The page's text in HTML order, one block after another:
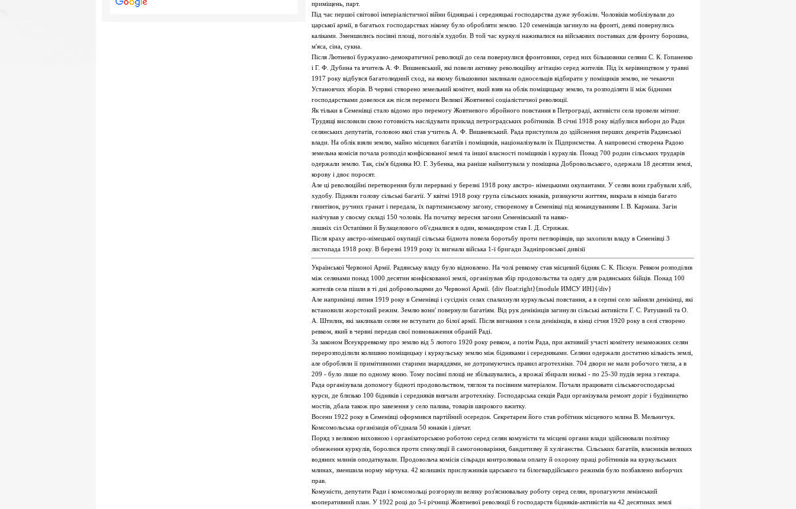
приміщень, парт.
Під час першої світової імперіалістичної війни бідняцькі і середняцькі господарства дуже зубожіли. Чоловіків мобілізували до
царської армії, в багатьох господарствах нікому було обробляти землю. 120 семенівців загинуло на фронті, деякі повернулись
каліками. Зменшились посівні площі, поголів'я худоби. В той час куркулі наживалися на військових поставках для фронту борошна,
м'яса, сіна, сукна.
Після Лютневої буржуазно-демократичної революції до села повернулися фронтовики, серед них більшовики селяни С. К. Гопаненко
і Г. Ф. Дубина та вчитель А. Ф. Вишневський, які повели активну революційну агітацію серед жителів. Під їх керівництвом у травні
1917 року відбувся багатолюдний сход, на якому більшовики закликали односельців відбирати у поміщиків землю, не чекаючи
Установчих зборів. В червні створено земельний комітет, який взяв на облік поміщицьку землю, та розподіляти її між бідними
господарствами довелося аж після перемоги Великої Жовтневої соціалістичної революції.
Як тільки в Семенівці стало відомо про перемогу Жовтневого збройного повстання в Петрограді, активісти села провели мітинг.
Трудящі висловили свою готовність наслідувати приклад петроградських робітників. В січні 1918 року відбулися вибори до Ради
селянських депутатів, головою якої став учитель А. Ф. Вишневський. Рада приступила до здійснення перших декретів Радянської
влади. На облік взяли землю, майно місцевих багатіїв і поміщиків, націоналізували їх Підприємства. А напровесні створена Радою
земельна комісія почала розподіл конфіскованої землі та іншої власності поміщиків і куркулів. Понад 700 родин сільських трударів
одержали землю. Так, сім'я бідняка Ю. Г. Зубенка, яка раніше наймитувала у поміщика Добровольського, одержала 18 десятин землі,
корову і двоє поросят.
Але ці революційні перетворення були перервані у березні 1918 року австро- німецькими окупантами. У селян вони грабували хліб,
худобу. Підняли голову сільські багатії. У квітні 1918 року група сільських юнаків, ризикуючи життям, викрала в німців багато
гвинтівок, ручних гранат і передала, їх партизанському загону, створеному в Семенівці під командуванням І. В. Кармана. Загін
налічував у своєму складі 150 чоловік. На початку вересня загони Семенівський та навко-
лишніх сіл Остапівни й Булацелового об'єдналися в один, командиром став І. Д. Стрижак.
Після краху австро-німецької окупації сільська біднота повела боротьбу проти петлюрівців, що захопили владу в Семенівці 3
листопада 1918 року. В березні 1919 року їх вигнали війська 1-ї бригади Задніпровської дивізії
Української Червоної Армії. Радянську владу було відновлено. На чолі ревкому став місцевий бідняк С. К. Піскун. Ревком розподілив
між селянами понад 1000 десятин конфіскованої землі, організував збір продовольства та одягу для радянських бійців. Понад 100
жителів села пішли в ті дні добровольцями до Червоної Армії. {div float:right}{module ИМСУ ИН}{/div}
Але наприкінці липня 1919 року в Семенівці і сусідніх селах спалахнули куркульські повстання, а в серпні село зайняли денікінці, які
встановили жорстокий режим. Землю вони' повернули багатіям. Від рук денікінців загинули сільські активісти Г. С. Ратушний та О.
А. Штилик, які закликали селян не вступати до білої армії. Після вигнання з села денікінців, в кінці січня 1920 року в селі створено
ревком, який в червні передав свої повноваження обраній Раді.
За законом Всеукрревкому про землю від 5 лютого 1920 року ревком, а потім Рада, при активній участі комітету незаможних селян
перерозподілили колишню поміщицьку і куркульську землю між бідняками і середняками. Селяни одержали достатню кількість землі,
але обробляли її примітивними старими знаряддями, не дотримуючись правил агротехніки. 704 двори не мали робочого тягла, а в
209 - було лише по одному коню. Тому посівні площі не збільшувались, а врожаї збирали низькі - по 25-30 пудів зерна з гектара.
Рада організувала допомогу бідноті продовольством, тяглом та посівним матеріалом. Почали працювати сільськогосподарські
курси, де близько 100 бідняків і середняків вивчали агротехніку. Господарська секція Ради організувала ремонт доріг і будівництво
мостів, дбала також про завезення у село палива, товарів широкого вжитку.
Восени 1922 року в Семенівці оформився партійний осередок. Секретарем його став робітник місцевого млина В. Мельничук.
Комсомольська організація об'єднала 50 юнаків і дівчат.
Поряд з великою виховною і організаторською роботою серед селян комуністи та місцеві органи влади здійснювали політику
обмеження куркулів, боролися проти спекуляції й самогоноваріння, бандитизму й хуліганства. Сільських багатіїв, власників великих
водяних млинів оподаткували. Продовольча комісія сільради контролювала оплату й охорону праці робітників на куркульських
млинах, зменшила норму мірчука. 42 колишніх прислужників царського та білогвардійського режимів було позбавлено виборчих
прав.
Комуністи, депутати Ради і комсомольці розгорнули велику роз'яснювальну роботу серед селян, пропагуючи ленінський
кооперативний план. У 1922 році до 5-ї річниці Жовтневої революції 6 господарств бідняків-активістів на 42 десятинах землі